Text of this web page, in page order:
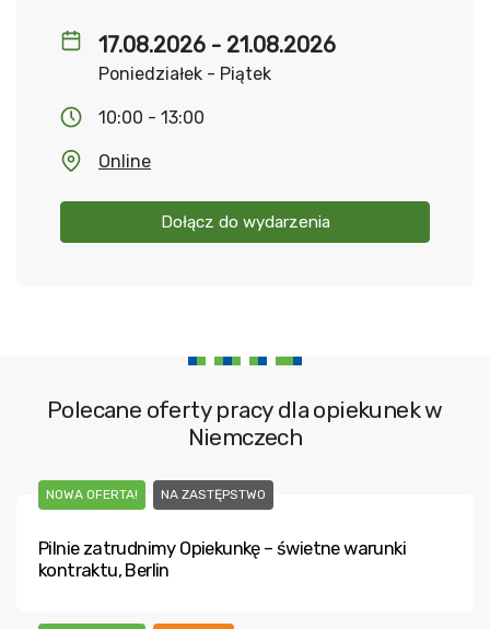
17.08.2026 - 21.08.2026
Poniedziałek - Piątek
10:00 - 13:00
Online
Dołącz do wydarzenia
Polecane oferty pracy dla opiekunek w
Niemczech
NOWA OFERTA! NA ZASTĘPSTWO
Pilnie zatrudnimy Opiekunkę – świetne warunki
kontraktu, Berlin